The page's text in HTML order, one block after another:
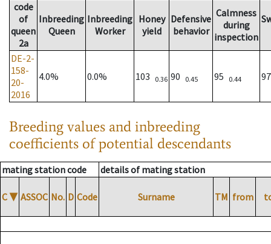
code
of
queen
2a
Inbreeding
Queen
Inbreeding
Worker
Honey
yield
Defensive
behavior
Calmness
during
inspection
DE-2-
158-
20-
2016
4.0% 0.0% 103 0.36 90 0.45 95 0.44
Breeding values and inbreeding
coefficients of potential descendants
mating station code details of mating station
C ▼ ASSOC No. D Code Surname TM from